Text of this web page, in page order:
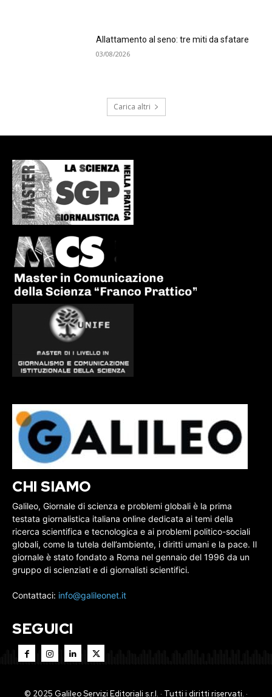
Allattamento al seno: tre miti da sfatare
03/08/2026
Carica altri
CHI SIAMO
Galileo, Giornale di scienza e problemi globali è la prima
testata giornalistica italiana online dedicata ai temi della
ricerca scientifica e tecnologica e ai problemi politico-sociali
globali, come la tutela dell’ambiente, i diritti umani e la pace. Il
giornale è stato fondato a Roma nel gennaio del 1996 da un
gruppo di scienziati e di giornalisti scientifici.
Contattaci: info@galileonet.it
SEGUICI
© 2025 Galileo Servizi Editoriali s.r.l. · Tutti i diritti riservati. ·